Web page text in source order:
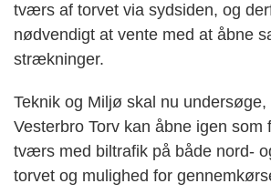
tværs af torvet via sydsiden, og
nødvendigt at vente med at åbne
strækninger.
Teknik og Miljø skal nu undersøge,
Vesterbro Torv kan åbne igen
tværs med biltrafik på både nord-
torvet og mulighed for